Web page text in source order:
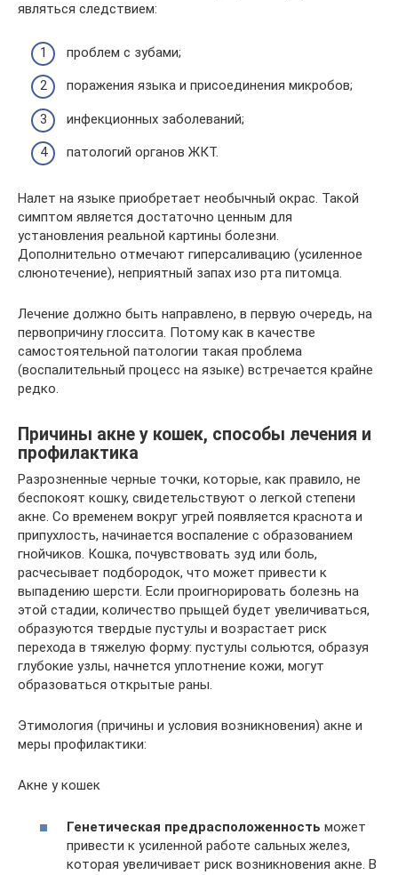
являться следствием:
проблем с зубами;
поражения языка и присоединения микробов;
инфекционных заболеваний;
патологий органов ЖКТ.
Налет на языке приобретает необычный окрас. Такой
симптом является достаточно ценным для
установления реальной картины болезни.
Дополнительно отмечают гиперсаливацию (усиленное
слюнотечение), неприятный запах изо рта питомца.
Лечение должно быть направлено, в первую очередь, на
первопричину глоссита. Потому как в качестве
самостоятельной патологии такая проблема
(воспалительный процесс на языке) встречается крайне
редко.
Причины акне у кошек, способы лечения и
профилактика
Разрозненные черные точки, которые, как правило, не
беспокоят кошку, свидетельствуют о легкой степени
акне. Со временем вокруг угрей появляется краснота и
припухлость, начинается воспаление с образованием
гнойчиков. Кошка, почувствовать зуд или боль,
расчесывает подбородок, что может привести к
выпадению шерсти. Если проигнорировать болезнь на
этой стадии, количество прыщей будет увеличиваться,
образуются твердые пустулы и возрастает риск
перехода в тяжелую форму: пустулы сольются, образуя
глубокие узлы, начнется уплотнение кожи, могут
образоваться открытые раны.
Этимология (причины и условия возникновения) акне и
меры профилактики:
Акне у кошек
Генетическая предрасположенность может
привести к усиленной работе сальных желез,
которая увеличивает риск возникновения акне. В